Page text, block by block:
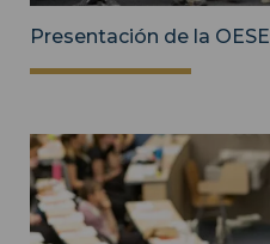
Presentación de la OESE